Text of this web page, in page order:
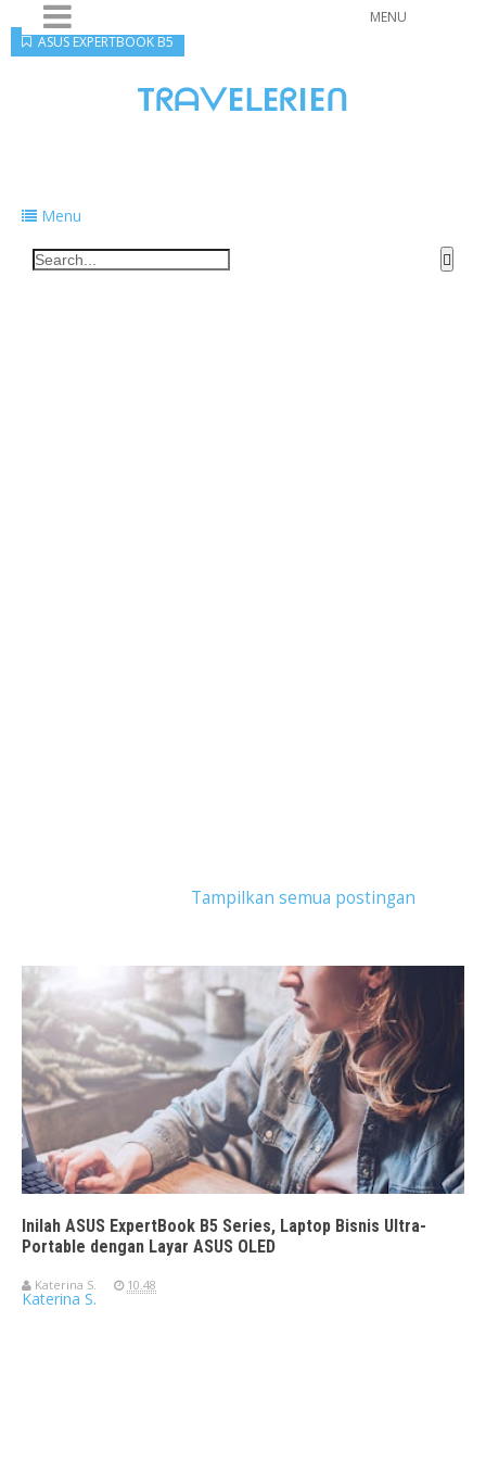
MENU
TᖇᗩᐯEᒪEᖇIEᑎ
Menu
Tampilkan semua postingan
Inilah ASUS ExpertBook B5 Series, Laptop Bisnis Ultra-
Portable dengan Layar ASUS OLED
ASUS EXPERTBOOK B5
Katerina S. 10.48
Katerina S.